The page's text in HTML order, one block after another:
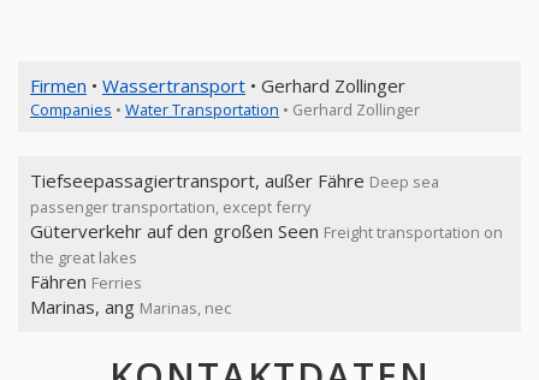
Firmen • Wassertransport • Gerhard Zollinger
Companies • Water Transportation • Gerhard Zollinger
Tiefseepassagiertransport, außer Fähre Deep sea
passenger transportation, except ferry
Güterverkehr auf den großen Seen Freight transportation on
the great lakes
Fähren Ferries
Marinas, ang Marinas, nec